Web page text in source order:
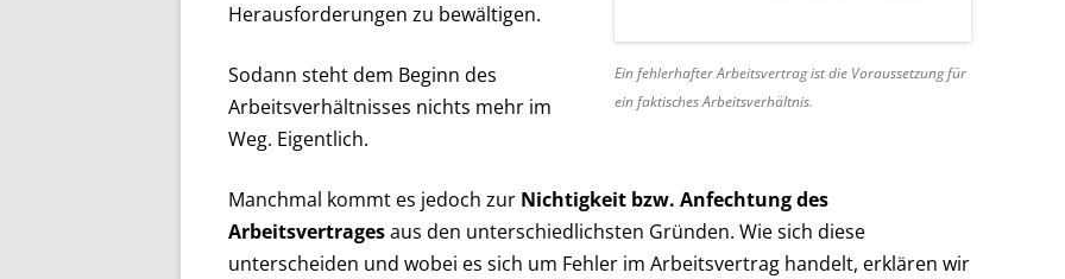
Ein fehlerhafter Arbeitsvertrag ist die Voraussetzung für
ein faktisches Arbeitsverhältnis.
Herausforderungen zu bewältigen.
Sodann steht dem Beginn des
Arbeitsverhältnisses nichts mehr im
Weg. Eigentlich.
Manchmal kommt es jedoch zur Nichtigkeit bzw. Anfechtung des
Arbeitsvertragesaus den unterschiedlichsten Gründen. Wie sich diese
unterscheiden und wobei es sich um Fehler im Arbeitsvertrag handelt, erklären wir